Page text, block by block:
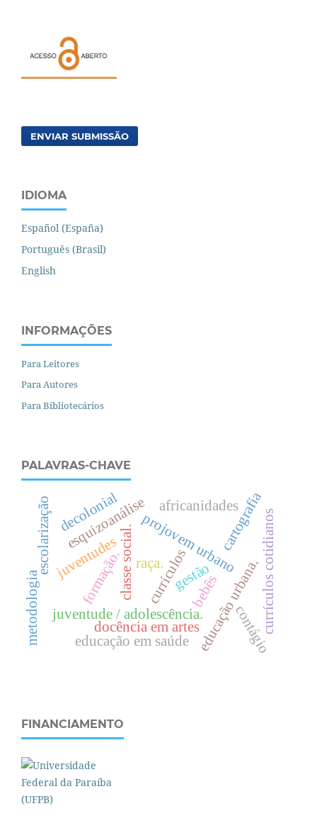
ENVIAR SUBMISSÃO
IDIOMA
Español (España)
Português (Brasil)
English
INFORMAÇÕES
Para Leitores
Para Autores
Para Bibliotecários
PALAVRAS-CHAVE
currículos
projovem urbano
juventude / adolescência.e
d
u
c
a
ç
ã
o
u
r
b
a
n
a
.
c
l
a
s
s
e
s
o
c
i
a
l
.
raça. gestão
juventudes
escolarização currículos cotidianos
esquizoanálise
formação.
decolonial
bebês
contágio
cartografia
metodologia
africanidades
docência em artes
educação em saúde
FINANCIAMENTO